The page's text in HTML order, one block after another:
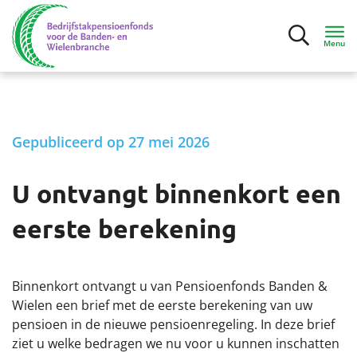
Menu
Mijn situatie
Ik ga bijna met pensioen
Ik ben met pensioen
Contact
Gepubliceerd op 27 mei 2026
U ontvangt binnenkort een
eerste berekening
Binnenkort ontvangt u van Pensioenfonds Banden &
Wielen een brief met de eerste berekening van uw
pensioen in de nieuwe pensioenregeling. In deze brief
ziet u welke bedragen we nu voor u kunnen inschatten